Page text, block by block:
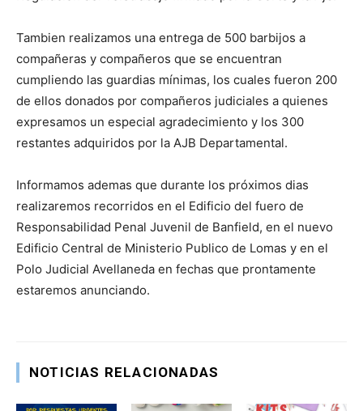
Tambien realizamos una entrega de 500 barbijos a
compañeras y compañeros que se encuentran
cumpliendo las guardias mínimas, los cuales fueron 200
de ellos donados por compañeros judiciales a quienes
expresamos un especial agradecimiento y los 300
restantes adquiridos por la AJB Departamental.
Informamos ademas que durante los próximos dias
realizaremos recorridos en el Edificio del fuero de
Responsabilidad Penal Juvenil de Banfield, en el nuevo
Edificio Central de Ministerio Publico de Lomas y en el
Polo Judicial Avellaneda en fechas que prontamente
estaremos anunciando.
NOTICIAS RELACIONADAS